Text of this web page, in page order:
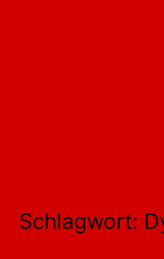
Schlagwort: